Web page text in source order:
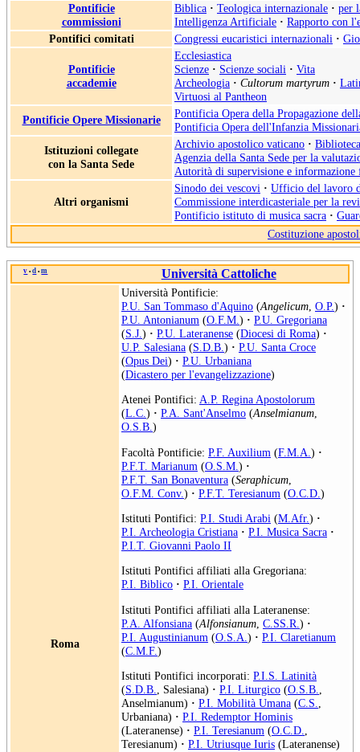
Pontificie
commissioni
Biblica · Teologica internazionale · per
Intelligenza Artificiale · Rapporto con
Pontifici comitati
Congressi eucaristici internazionali ·
Pontificie
accademie
Ecclesiastica
Scienze · Scienze sociali · Vita
Archeologia · Cultorum martyrum ·
Virtuosi al Pantheon
Pontificie Opere Missionarie
Pontificia Opera della Propagazione
Pontificia Opera dell'Infanzia
Istituzioni collegate
con la Santa Sede
Archivio apostolico vaticano ·
Agenzia della Santa Sede per la
Autorità di supervisione e informazione
Altri organismi
Sinodo dei vescovi · Ufficio del lavoro
Commissione interdicasteriale per la
Pontificio istituto di musica sacra ·
Costituzione
v • d • m Università Cattoliche
Roma
Università Pontificie:
P.U. San Tommaso d'Aquino (Angelicum O.P.) ·
P.U. Antonianum (O.F.M. ) · P.U. Gregoriana
(S.J. ) · P.U. Lateranense (Diocesi di Roma) ·
U.P. Salesiana (S.D.B. ) · P.U. Santa Croce
(Opus Dei) · P.U. Urbaniana
(Dicastero per l'evangelizzazione)
Atenei Pontifici: A.P. Regina Apostolorum
(L.C. ) · P.A. Sant'Anselmo (Anselmianum
O.S.B. )
Facoltà Pontificie: P.F. Auxilium (F.M.A. ) ·
P.F.T. Marianum (O.S.M. ) ·
P.F.T. San Bonaventura (Seraphicum
O.F.M. Conv.) · P.F.T. Teresianum (O.C.D. )
Istituti Pontifici: P.I. Studi Arabi (M.Afr.) ·
P.I. Archeologia Cristiana · P.I. Musica Sacra ·
P.I.T. Giovanni Paolo II
Istituti Pontifici affiliati alla Gregoriana:
P.I. Biblico · P.I. Orientale
Istituti Pontifici affiliati alla Lateranense:
P.A. Alfonsiana (Alfonsianum C.SS.R. ) ·
P.I. Augustinianum (O.S.A. ) · P.I. Claretianum
(C.M.F.)
Istituti Pontifici incorporati: P.I.S. Latinità
(S.D.B. , Salesiana) · P.I. Liturgico (O.S.B.
Anselmianum) · P.I. Mobilità Umana (C.S.
Urbaniana) · P.I. Redemptor Hominis
(Lateranense) · P.I. Teresianum (O.C.D.
Teresianum) · P.I. Utriusque Iuris (Lateranense)